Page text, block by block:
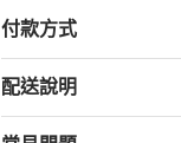
付款方式
配送說明